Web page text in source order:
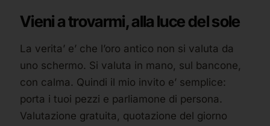
Vieni a trovarmi, alla luce del sole
La verita’ e’ che l’oro antico non si valuta da
uno schermo. Si valuta in mano, sul bancone,
con calma. Quindi il mio invito e’ semplice:
porta i tuoi pezzi e parliamone di persona.
Valutazione gratuita, quotazione del giorno